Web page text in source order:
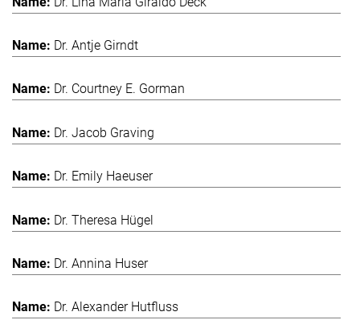
Dr. Antje Girndt
Dr. Courtney E. Gorman
Dr. Jacob Graving
Dr. Emily Haeuser
Dr. Theresa Hügel
Dr. Annina Huser
Dr. Alexander Hutfluss